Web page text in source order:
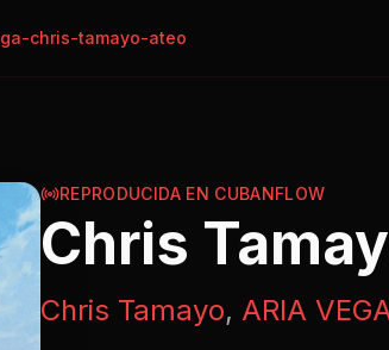
chris-tamayo-ateo
REPRODUCIDA EN CUBANFLOW
Chris
Chris Tamayo, ARIA